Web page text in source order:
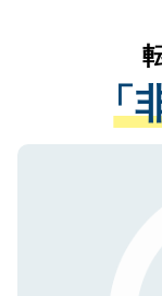
は、個
管理基
る、プ
ご登録
で、機
かがい
経験を
させて
ない方
ので、
「